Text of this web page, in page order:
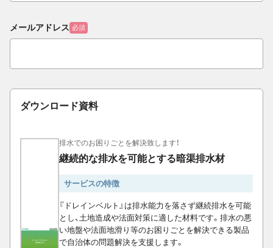
メールアドレス 必須
ダウンロード資料
排水でのお困りごとを解決致します！
継続的な排水を可能とする暗渠排水材
サービスの特徴
『ドレインベルト』は排水能力を落さず継続排水を可能
とし、土地造成や法面対策に適した材料です。排水の悪
い地盤や法面地滑り等のお困りごとを解決できる製品
で自治体の問題解決を支援します。